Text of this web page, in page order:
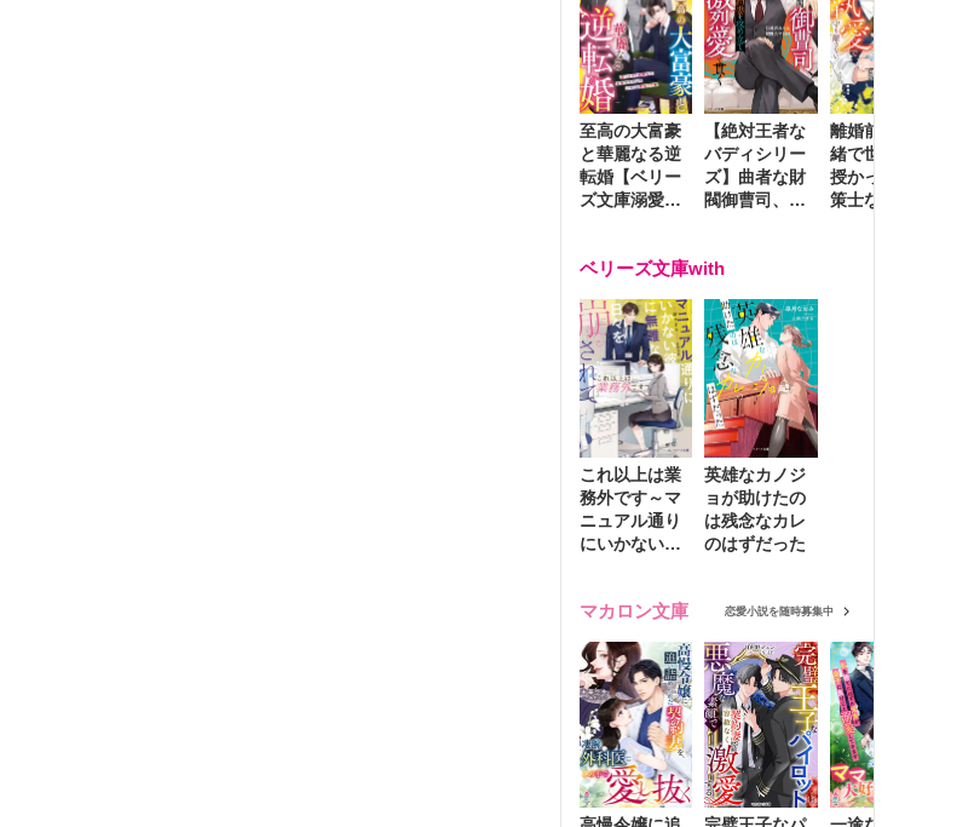
至高の大富豪
と華麗なる逆
転婚【ベリー
ズ文庫溺愛ア
【絶対王者な
バディシリー
ズ】曲者な財
閥御曹司、笑
激烈愛で貫く
離婚前夜に内
緒で世継ぎを
授かったら～
策士な御曹司
ベリーズ文庫with
これ以上は業
務外です～マ
ニュアル通り
にいかない彼
英雄なカノジ
ョが助けたの
は残念なカレ
のはずだった
マカロン文庫 恋愛小説を随時募集中